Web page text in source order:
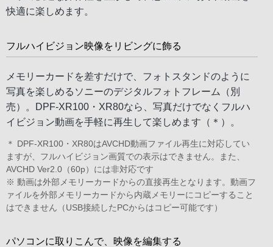
快適に楽しめます。
フルハイビジョン映像をリビングに飾る
メモリーカードを差すだけで、フォトスタンドのように
写真を楽しめるソニーのデジタルフォトフレーム（別
売）。DPF-XR100・XR80なら、写真だけでなくフルハ
イビジョン動画を手軽に再生して楽しめます（＊）。
＊ DPF-XR100・XR80はAVCHD動画ファイル再生に対応してい
ますが、フルハイビジョン画質での表示はできません。また、
AVCHD Ver2.0（60p）には非対応です
※ 動画は外部メモリーカードからの直接再生となります。動画フ
ァイルを外部メモリーカードから内蔵メモリーにコピーすること
はできません（USB接続したPCからはコピー可能です）
パソコンに取りこんで、映像を編集する